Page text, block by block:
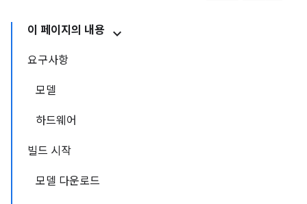
이 페이지의 내용
요구사항
모델
하드웨어
빌드 시작
모델 다운로드